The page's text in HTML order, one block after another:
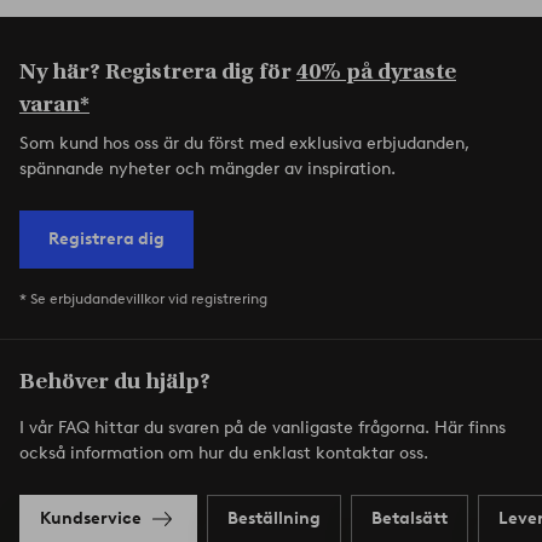
Ny här? Registrera dig för40% på dyraste
varan*
Som kund hos oss är du först med exklusiva erbjudanden,
spännande nyheter och mängder av inspiration.
Registrera dig
* Se erbjudandevillkor vid registrering
Behöver du hjälp?
I vår FAQ hittar du svaren på de vanligaste frågorna. Här finns
också information om hur du enklast kontaktar oss.
Kundservice Beställning Betalsätt